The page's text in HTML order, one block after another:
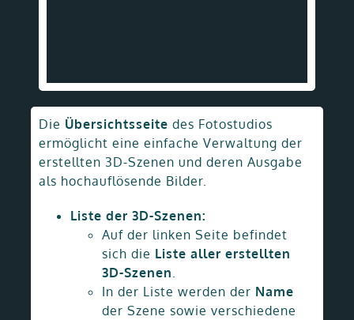
Die Übersichtsseite des Fotostudios
ermöglicht eine einfache Verwaltung der
erstellten 3D-Szenen und deren Ausgabe
als hochauflösende Bilder.
Liste der 3D-Szenen:
Auf der linken Seite befindet
sich die Liste aller erstellten
3D-Szenen.
In der Liste werden der Name
der Szene sowie verschiedene